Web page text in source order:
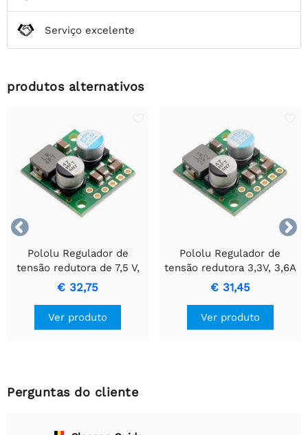
Serviço excelente
produtos alternativos


Pololu Regulador de
tensão redutora de 7,5 V,
2,6 A D36V28F7
€ 32,75
Ver produto
Pololu Regulador de
tensão redutora 3,3V, 3,6A
D36V28F3
€ 31,45
Ver produto
Perguntas do cliente